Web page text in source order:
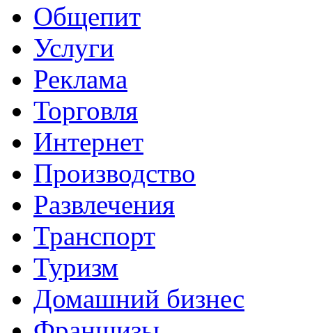
Общепит
Услуги
Реклама
Торговля
Интернет
Производство
Развлечения
Транспорт
Туризм
Домашний бизнес